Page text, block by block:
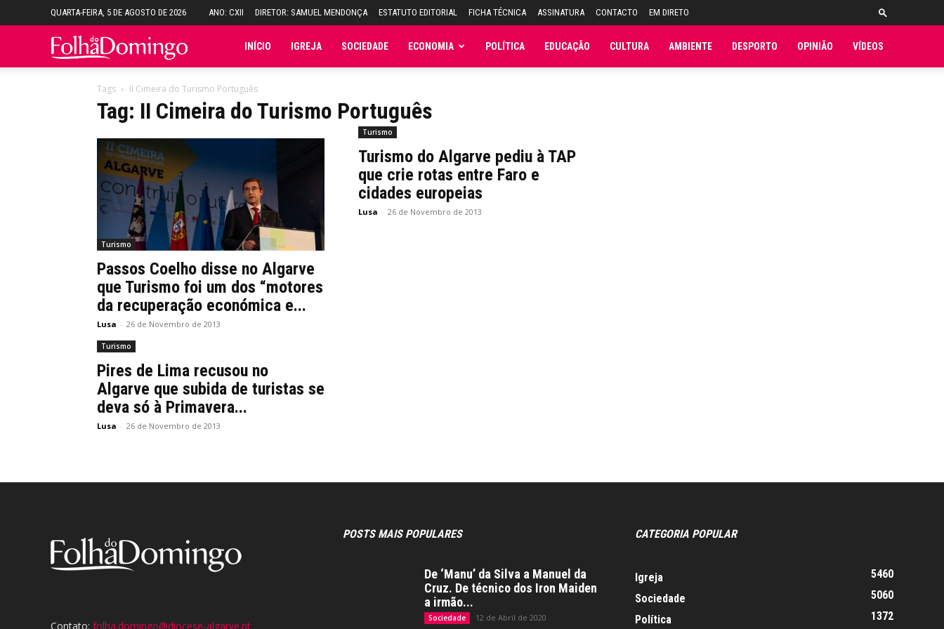
QUARTA-FEIRA, 5 DE AGOSTO DE 2026 ANO: CXII DIRETOR: SAMUEL MENDONÇA ESTATUTO EDITORIAL FICHA TÉCNICA ASSINATURA CONTACTO EM DIRETO
Folha
do
INÍCIO IGREJA SOCIEDADE ECONOMIA POLÍTICA EDUCAÇÃO CULTURA AMBIENTE DESPORTO OPINIÃO VÍDEOS
Tags II Cimeira do Turismo Português
Tag: II Cimeira do Turismo Português
Turismo
Passos Coelho disse no Algarve
que Turismo foi um dos “motores
da recuperação económica e...
Lusa - 26 de Novembro de 2013
Turismo
Turismo do Algarve pediu à TAP
que crie rotas entre Faro e
cidades europeias
Lusa - 26 de Novembro de 2013
Turismo
Pires de Lima recusou no
Algarve que subida de turistas se
deva só à Primavera...
Lusa - 26 de Novembro de 2013
Contato: folha.domingo@diocese-algarve.pt
POSTS MAIS POPULARES
De ‘Manu’ da Silva a Manuel da
Cruz. De técnico dos Iron Maiden
a irmão...
Sociedade 12 de Abril de 2020
CATEGORIA POPULAR
Igreja
5460
Sociedade
5060
Política
1372